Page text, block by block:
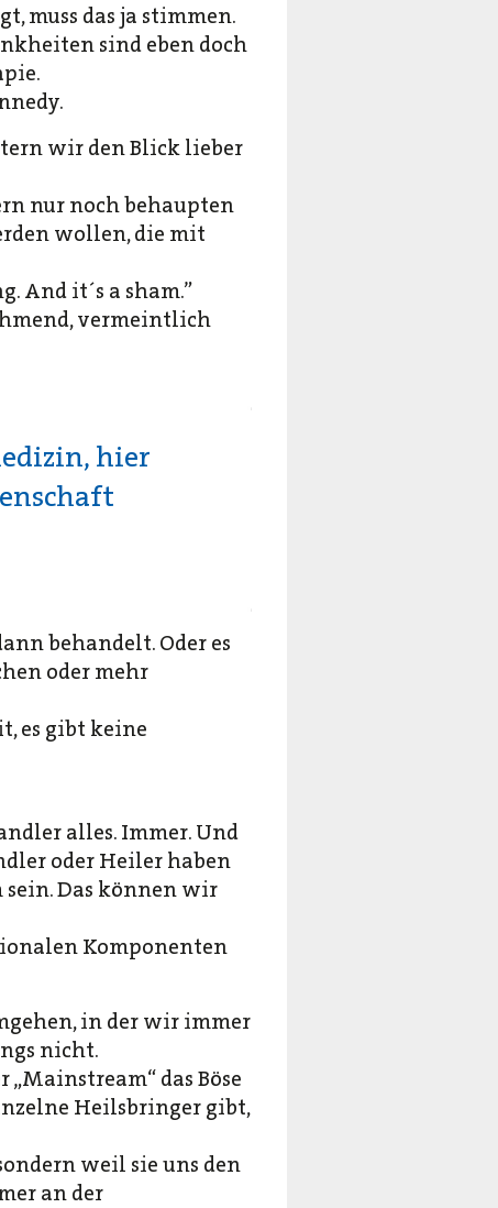
muss das ja stimmen.
sind eben doch
wir den Blick lieber
nur noch behaupten
wollen, die mit
And it´s a sham.”
vermeintlich
hier
behandelt. Oder es
oder mehr
es gibt keine
alles. Immer. Und
oder Heiler haben
Das können wir
Komponenten
in der wir immer
nicht.
das Böse
Heilsbringer gibt,
weil sie uns den
an der